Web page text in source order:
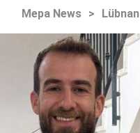
Mepa News > Lübnan